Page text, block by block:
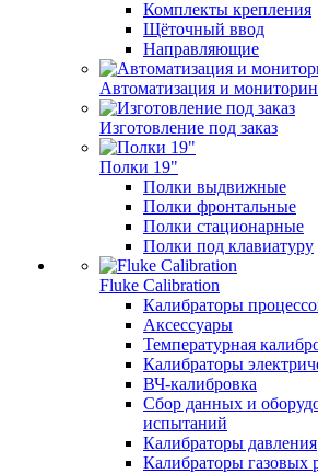
Комплекты крепления
Щёточный ввод
Направляющие
Автоматизация и
Изготовление под заказ
Полки 19"
Полки выдвижные
Полки фронтальные
Полки стационарные
Полки под клавиатуру
Fluke Calibration
Калибраторы
Аксессуары
Температурная
Калибраторы
ВЧ-калибровка
Сбор данных и
испытаний
Калибраторы давления
Калибраторы газовых